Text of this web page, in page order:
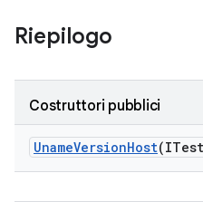
Riepilogo
Costruttori pubblici
UnameVersionHost(ITest